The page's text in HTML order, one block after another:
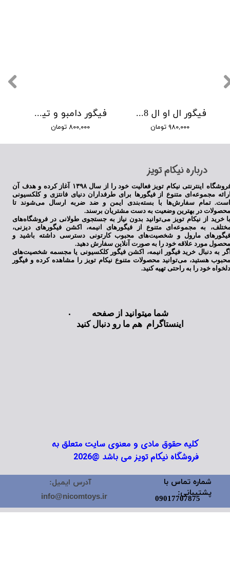
فیگور دامبو و تیموتی
۸۰۰,۰۰۰ تومان
فیگور ال او ال 8 تایی
۹۸۰,۰۰۰ تومان
​درباره نیکام تویز
فروشگاه اینترنتی نیکام تویز فعالیت خود را از سال ۱۳۹۸ آغاز کرده و هدف آن
مجموعه‌ای متنوع از فیگورها برای طرفداران دنیای فانتزی و کلکسیونی
تمام سفارش‌ها با بسته‌بندی ایمن و ضد ضربه ارسال می‌شوند تا
در بهترین وضعیت به دست مشتریان برسند.
خرید از نیکام تویز می‌توانید بدون نیاز به جستجوی طولانی در فروشگاه‌های
به مجموعه‌ای متنوع از فیگورهای انیمه، اکشن فیگورهای دیزنی،
مارول و شخصیت‌های محبوب کارتونی دسترسی داشته باشید و
مورد علاقه خود را به صورت آنلاین سفارش دهید.
به دنبال خرید فیگور انیمه، اکشن فیگور کلکسیونی یا مجسمه شخصیت‌های
هستید، می‌توانید محصولات متنوع نیکام تویز را مشاهده کرده و فیگور
خود را به راحتی تهیه کنید.
کلیه حقوق مادی و معنوی سایت متعلق به
فروشگاه نیکام تویز می باشد @2026
شما میتوانید از صفحه
اینستاگرام هم ما رو دنبال کنید
شماره تماس با
پشتیبانی:
09017707875
آدرس ایمیل:
info@nicomtoys.ir